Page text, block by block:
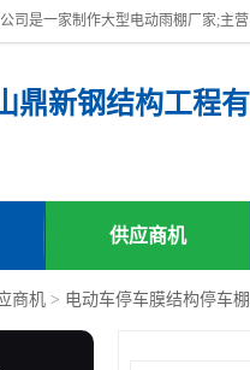
鼎新钢结构工程
供应商机
商机 > 电动车停车膜结构停车棚